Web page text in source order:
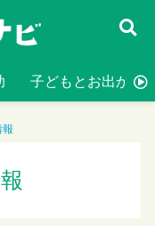
子どもとお出かけ
報